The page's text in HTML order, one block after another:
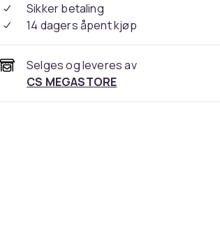
Sikker betaling
14 dagers åpent kjøp
Selges og leveres av
CS MEGASTORE